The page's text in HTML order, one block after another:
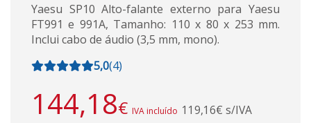
Yaesu SP10 Alto-falante externo para Yaesu
FT991 e 991A, Tamanho: 110 x 80 x 253 mm.
Inclui cabo de áudio (3,5 mm, mono).
5,0(4)
144,18€ IVA incluído 119,16€ s/IVA